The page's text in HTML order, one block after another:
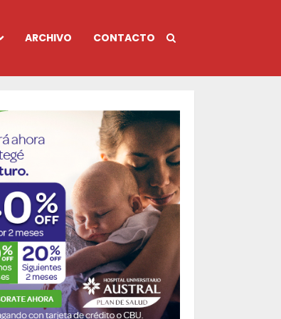
ARCHIVO CONTACTO